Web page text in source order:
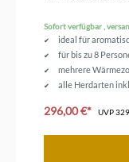
Sofort verfügbar ,
ideal für
für bis zu 8
mehrere
alle Herdarten
296,00 €* UVP